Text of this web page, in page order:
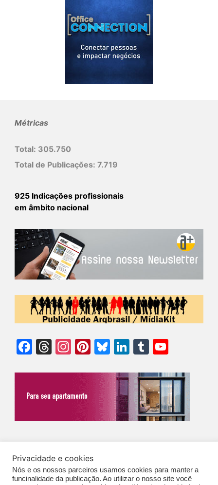
Métricas
Total: 305.750
Total de Publicações: 7.719
925 Indicações profissionais
em âmbito nacional
Facebook
Threads
Instagram
Pinterest
Bluesky
LinkedIn
Tumblr
Expediente|Contato|Newsletter
GERAIS DE PUBLICAÇÃO (CGP)
Privacidade e cookies
Nós e os nossos parceiros usamos cookies para manter a
funcinalidade da publicação. Ao utilizar o nosso site você